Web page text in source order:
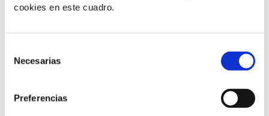
cookies en este cuadro.
Necesarias
Preferencias